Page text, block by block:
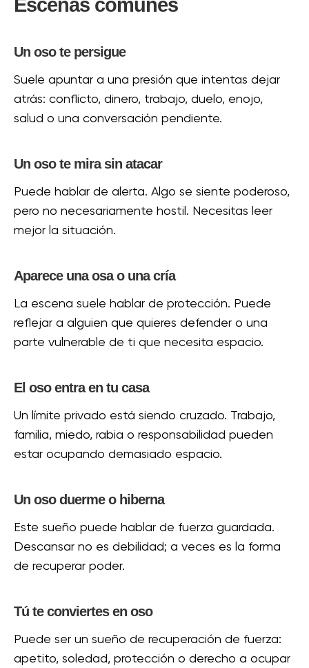
Escenas comunes
Un oso te persigue
Suele apuntar a una presión que intentas dejar
atrás: conflicto, dinero, trabajo, duelo, enojo,
salud o una conversación pendiente.
Un oso te mira sin atacar
Puede hablar de alerta. Algo se siente poderoso,
pero no necesariamente hostil. Necesitas leer
mejor la situación.
Aparece una osa o una cría
La escena suele hablar de protección. Puede
reflejar a alguien que quieres defender o una
parte vulnerable de ti que necesita espacio.
El oso entra en tu casa
Un límite privado está siendo cruzado. Trabajo,
familia, miedo, rabia o responsabilidad pueden
estar ocupando demasiado espacio.
Un oso duerme o hiberna
Este sueño puede hablar de fuerza guardada.
Descansar no es debilidad; a veces es la forma
de recuperar poder.
Tú te conviertes en oso
Puede ser un sueño de recuperación de fuerza:
apetito, soledad, protección o derecho a ocupar